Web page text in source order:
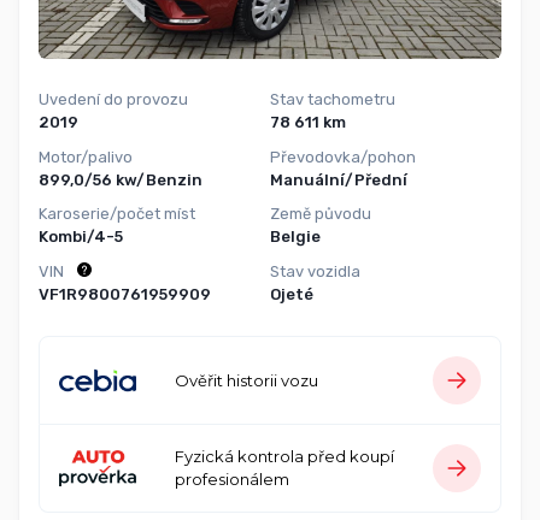
Uvedení do provozu
2019
Motor/palivo
899,0/56 kw/Benzin
Karoserie/počet míst
Kombi/4-5
Stav tachometru
78 611 km
Převodovka/pohon
Manuální/Přední
Země původu
Belgie
VIN
VF1R9800761959909
Stav vozidla
Ojeté
Ověřit historii vozu
Fyzická kontrola před koupí
profesionálem